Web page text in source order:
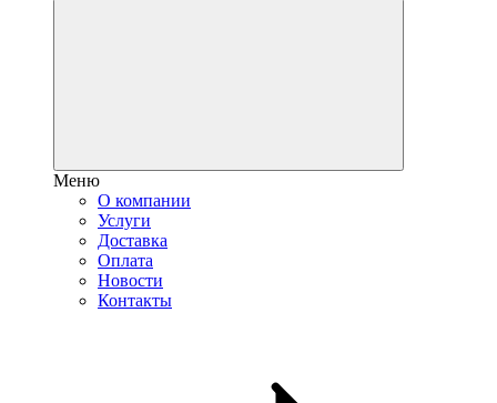
Меню
О компании
Услуги
Доставка
Оплата
Новости
Контакты